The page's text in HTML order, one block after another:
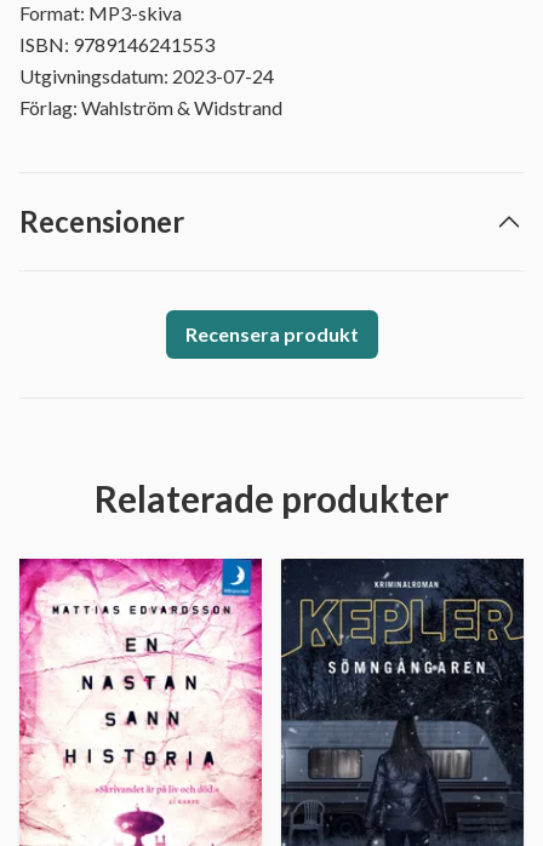
Format: MP3-skiva
ISBN: 9789146241553
Utgivningsdatum: 2023-07-24
Förlag: Wahlström & Widstrand
Recensioner
Recensera produkt
Relaterade produkter